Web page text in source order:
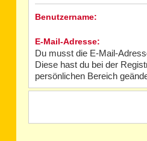
Benutzername:
E-Mail-Adresse:
Du musst die E-Mail-
Diese hast du bei der
persönlichen Bereich